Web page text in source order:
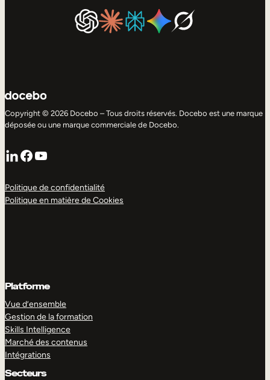
Copyright © 2026 Docebo – Tous droits réservés. Docebo est une marque
déposée ou une marque commerciale de Docebo.
LinkedIn
Facebook
YouTube
Politique de confidentialité
Politique en matière de Cookies
Platforme
Vue d’ensemble
Gestion de la formation
Skills Intelligence
Marché des contenus
Intégrations
Secteurs